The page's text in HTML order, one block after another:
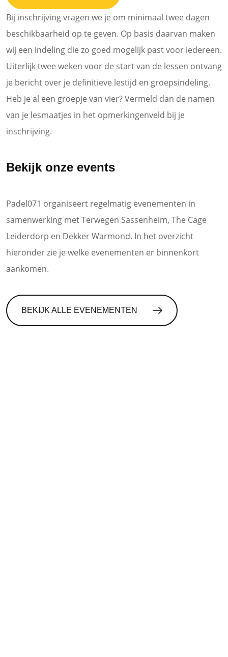
Bij inschrijving vragen we je om minimaal twee dagen
beschikbaarheid op te geven. Op basis daarvan maken
wij een indeling die zo goed mogelijk past voor iedereen.
Uiterlijk twee weken voor de start van de lessen ontvang
je bericht over je definitieve lestijd en groepsindeling.
Heb je al een groepje van vier? Vermeld dan de namen
van je lesmaatjes in het opmerkingenveld bij je
inschrijving.
Bekijk onze events
Padel071 organiseert regelmatig evenementen in
samenwerking met Terwegen Sassenheim, The Cage
Leiderdorp en Dekker Warmond. In het overzicht
hieronder zie je welke evenementen er binnenkort
aankomen.
BEKIJK ALLE EVENEMENTEN